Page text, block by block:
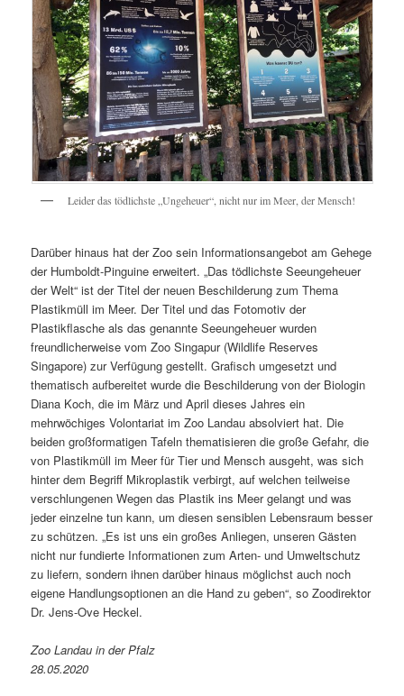
Leider das tödlichste „Ungeheuer“, nicht nur im Meer, der Mensch!
Darüber hinaus hat der Zoo sein Informationsangebot am Gehege
der Humboldt-Pinguine erweitert. „Das tödlichste Seeungeheuer
der Welt“ ist der Titel der neuen Beschilderung zum Thema
Plastikmüll im Meer. Der Titel und das Fotomotiv der
Plastikflasche als das genannte Seeungeheuer wurden
freundlicherweise vom Zoo Singapur (Wildlife Reserves
Singapore) zur Verfügung gestellt. Grafisch umgesetzt und
thematisch aufbereitet wurde die Beschilderung von der Biologin
Diana Koch, die im März und April dieses Jahres ein
mehrwöchiges Volontariat im Zoo Landau absolviert hat. Die
beiden großformatigen Tafeln thematisieren die große Gefahr, die
von Plastikmüll im Meer für Tier und Mensch ausgeht, was sich
hinter dem Begriff Mikroplastik verbirgt, auf welchen teilweise
verschlungenen Wegen das Plastik ins Meer gelangt und was
jeder einzelne tun kann, um diesen sensiblen Lebensraum besser
zu schützen. „Es ist uns ein großes Anliegen, unseren Gästen
nicht nur fundierte Informationen zum Arten- und Umweltschutz
zu liefern, sondern ihnen darüber hinaus möglichst auch noch
eigene Handlungsoptionen an die Hand zu geben“, so Zoodirektor
Dr. Jens-Ove Heckel.
Zoo Landau in der Pfalz
28.05.2020